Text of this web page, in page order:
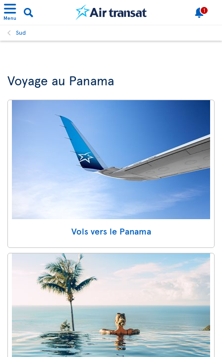
Menu
1
Sud
Voyage au Panama
Vols vers le Panama